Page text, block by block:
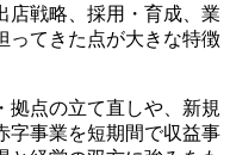
店戦略、採用・育成、業
ってきた点が大きな特徴
拠点の立て直しや、新規
字事業を短期間で収益事